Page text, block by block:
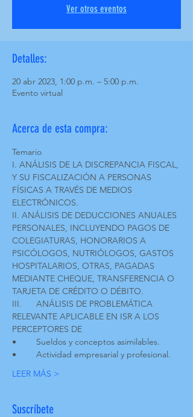
Ver otros eventos
Detalles:
20 abr 2023, 1:00 p.m. – 5:00 p.m.
Evento virtual
Acerca de esta compra:
Temario
I. ANÁLISIS DE LA DISCREPANCIA FISCAL,
Y SU FISCALIZACIÓN A PERSONAS
FÍSICAS A TRAVÉS DE MEDIOS
ELECTRÓNICOS.
II. ANÁLISIS DE DEDUCCIONES ANUALES
PERSONALES, INCLUYENDO PAGOS DE
COLEGIATURAS, HONORARIOS A
PSICÓLOGOS, NUTRIÓLOGOS, GASTOS
HOSPITALARIOS, OTRAS, PAGADAS
MEDIANTE CHEQUE, TRANSFERENCIA O
TARJETA DE CRÉDITO O DÉBITO.
III.	ANÁLISIS DE PROBLEMÁTICA
RELEVANTE APLICABLE EN ISR A LOS
PERCEPTORES DE
•	Sueldos y conceptos asimilables.
•	Actividad empresarial y profesional.
LEER MÁS >
Suscríbete